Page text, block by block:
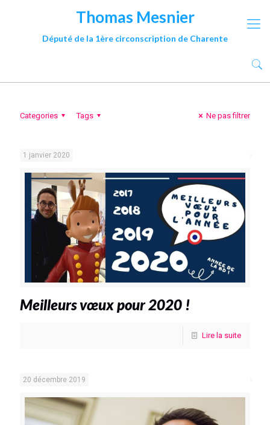
Thomas Mesnier
Député de la 1ère circonscription de Charente
Categories Tags Ne pas filtrer
1 janvier 2020
Meilleurs vœux pour 2020 !
Lire la suite
20 décembre 2019